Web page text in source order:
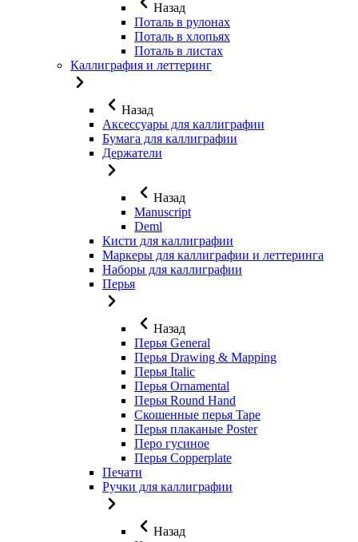
Назад
Поталь в рулонах
Поталь в хлопьях
Поталь в листах
Каллиграфия и леттеринг
Назад
Аксессуары для каллиграфии
Бумага для каллиграфии
Держатели
Назад
Manuscript
Deml
Кисти для каллиграфии
Маркеры для каллиграфии и леттеринга
Наборы для каллиграфии
Перья
Назад
Перья General
Перья Drawing & Mapping
Перья Italic
Перья Ornamental
Перья Round Hand
Скошенные перья Tape
Перья плаканые Poster
Перо гусиное
Перья Copperplate
Печати
Ручки для каллиграфии
Назад